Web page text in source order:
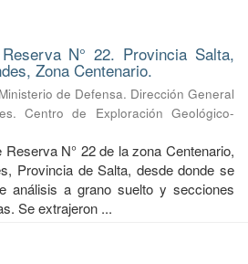
N° 22. Provincia Salta,
Zona Centenario.
Ministerio de Defensa. Dirección General
Centro de Exploración Geológico-
N° 22 de la zona Centenario,
Provincia de Salta, desde donde se
análisis a grano suelto y secciones
Se extrajeron ...